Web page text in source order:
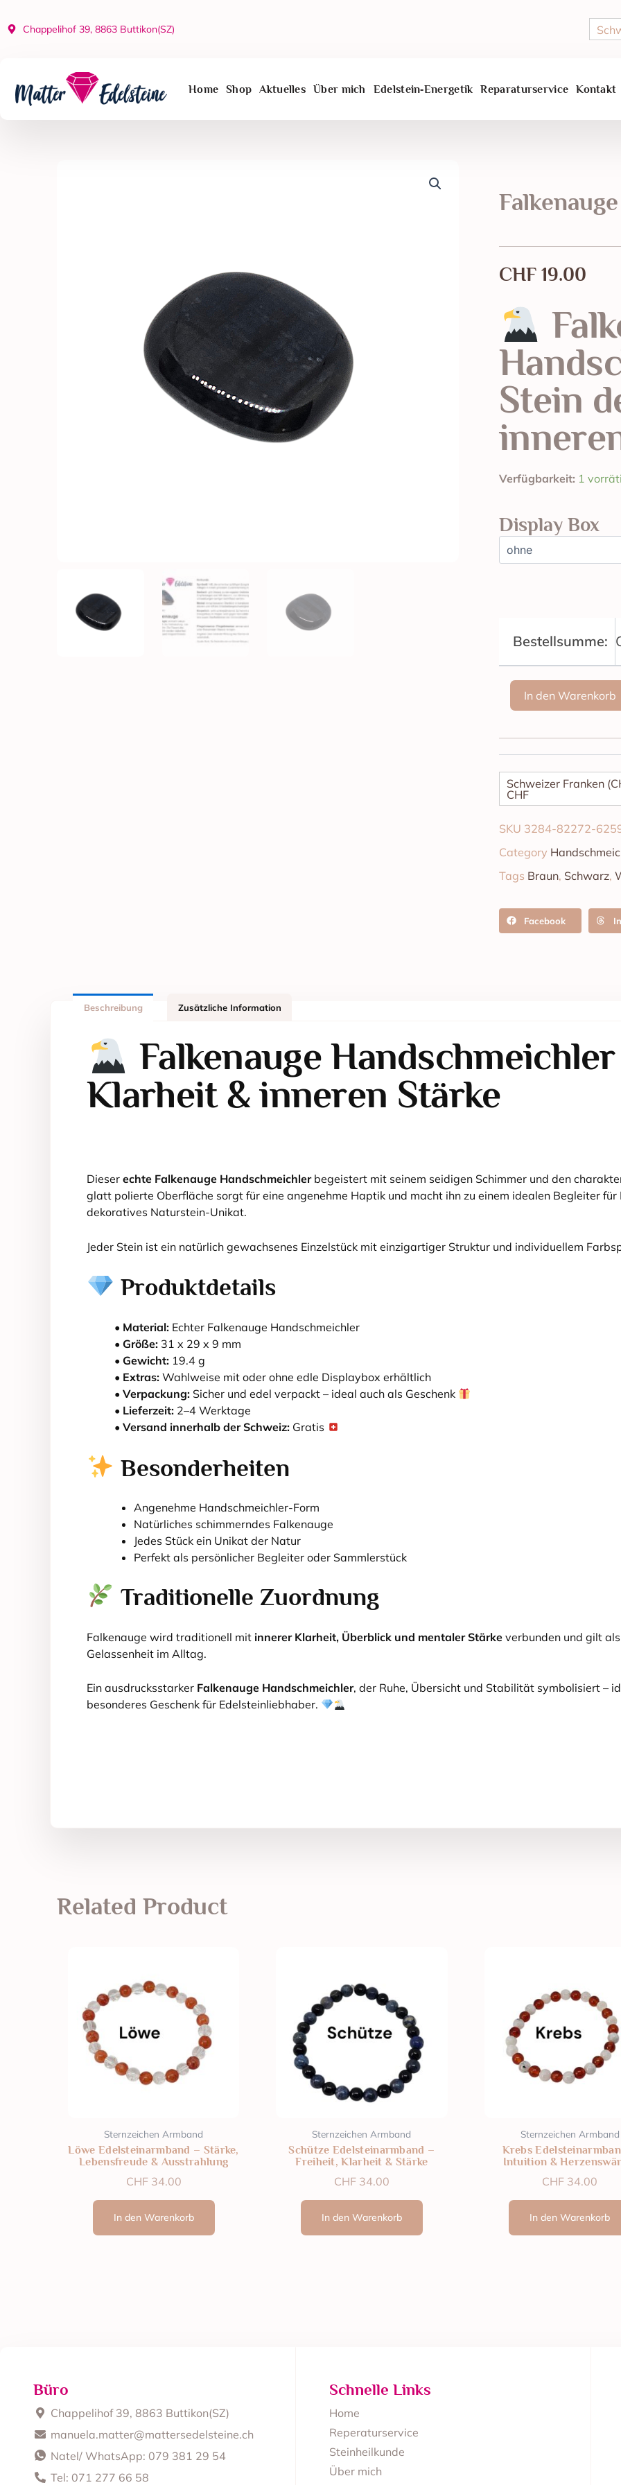
InhaltChappelihof 39, 8863 Buttikon(SZ)
Home Shop Aktuelles Über mich Edelstein‑Energetik Reparaturservice Kontakt
CHF 19.00
Stein
Verfügbarkeit: 1
Display Box
Bestellsumme:
Falkenauge
In den Warenkorb
Schweizer Franken
CHF
SKU 3284-82272-
Category
Tags Braun, Schwarz,
Facebook
Beschreibung Zusätzliche Information
Falkenauge
Klarheit & inneren Stärke
Dieser echte Falkenauge Handschmeichlerbegeistert mit seinem seidigen Schimmer und den
glatt polierte Oberfläche sorgt für eine angenehme Haptik und macht ihn zu einem idealen Begleiter
dekoratives Naturstein-Unikat.
Jeder Stein ist ein natürlich gewachsenes Einzelstück mit einzigartiger Struktur und individuellem
Produktdetails
• Material: Echter Falkenauge Handschmeichler
• Größe: 31 x 29 x 9 mm
• Gewicht: 19.4 g
• Extras: Wahlweise mit oder ohne edle Displaybox erhältlich
• Verpackung: Sicher und edel verpackt – ideal auch als Geschenk
• Lieferzeit: 2–4 Werktage
• Versand innerhalb der Schweiz: Gratis
Besonderheiten
Angenehme Handschmeichler-Form
Natürliches schimmerndes Falkenauge
Jedes Stück ein Unikat der Natur
Perfekt als persönlicher Begleiter oder Sammlerstück
Traditionelle Zuordnung
Falkenauge wird traditionell mit innerer Klarheit, Überblick und mentaler Stärke verbunden und gilt
Gelassenheit im Alltag.
Ein ausdrucksstarker Falkenauge Handschmeichler, der Ruhe, Übersicht und Stabilität symbolisiert –
besonderes Geschenk für Edelsteinliebhaber.
Related Product
Sternzeichen Armband
Löwe Edelsteinarmband – Stärke,
Lebensfreude & Ausstrahlung
CHF34.00
In den Warenkorb
Sternzeichen Armband
Schütze Edelsteinarmband –
Freiheit, Klarheit & Stärke
CHF34.00
In den Warenkorb
Sternzeichen Armband
Krebs
Intuition &
CHF 34.00
In den Warenkorb
Büro
Chappelihof 39, 8863 Buttikon(SZ)
manuela.matter@mattersedelsteine.ch
Natel/ WhatsApp: 079 381 29 54
Tel: 071 277 66 58
Schnelle Links
Home
Reperaturservice
Steinheilkunde
Über mich